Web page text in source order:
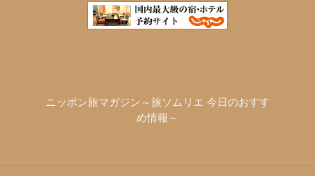
ニッポン旅マガジン～旅ソムリエ 今日のおすす
め情報～